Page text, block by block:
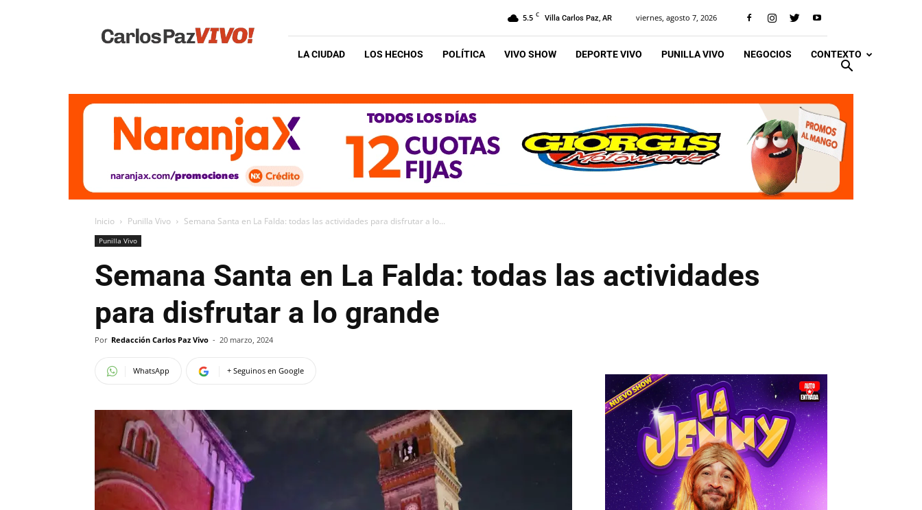
Vivo
5.5 C Villa Carlos Paz, AR viernes, agosto 7, 2026
LA CIUDAD LOS HECHOS POLÍTICA VIVO SHOW DEPORTE VIVO PUNILLA VIVO NEGOCIOS CONTEXTO
Inicio Punilla Vivo Semana Santa en La Falda: todas las actividades para disfrutar a lo...
Punilla Vivo
Semana Santa en La Falda: todas las actividades
para disfrutar a lo grande
Por Redacción Carlos Paz Vivo - 20 marzo, 2024
WhatsApp + Seguinos en Google